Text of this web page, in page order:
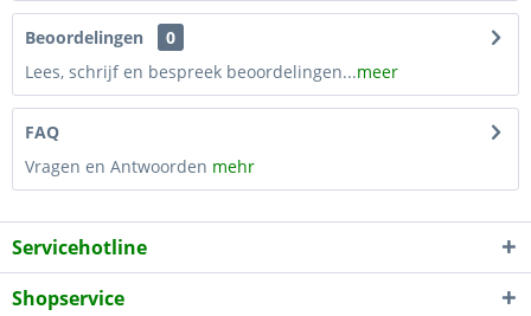
Beoordelingen
0
Lees, schrijf en bespreek beoordelingen...meer
FAQ
Vragen en Antwoorden mehr
Servicehotline
Shopservice